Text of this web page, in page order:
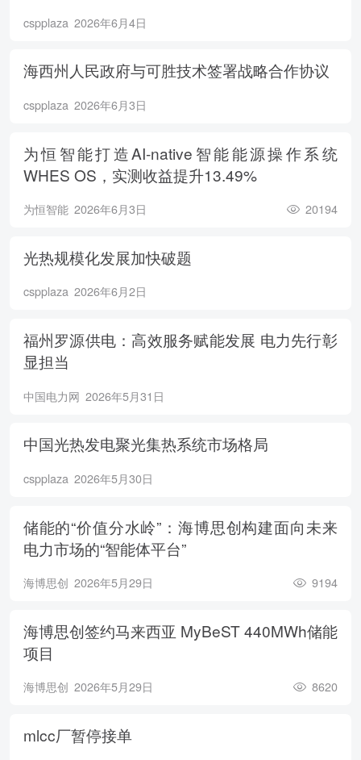
cspplaza 2026年6月4日
海西州人民政府与可胜技术签署战略合作协议
cspplaza 2026年6月3日
为恒智能打造AI-native智能能源操作系统
WHES OS，实测收益提升13.49%
为恒智能 2026年6月3日 20194
光热规模化发展加快破题
cspplaza 2026年6月2日
福州罗源供电：高效服务赋能发展 电力先行彰
显担当
中国电力网 2026年5月31日
中国光热发电聚光集热系统市场格局
cspplaza 2026年5月30日
储能的“价值分水岭”：海博思创构建面向未来
电力市场的“智能体平台”
海博思创 2026年5月29日 9194
海博思创签约马来西亚 MyBeST 440MWh储能
项目
海博思创 2026年5月29日 8620
mlcc厂暂停接单